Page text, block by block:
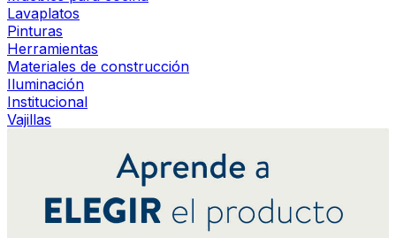
Lavaplatos
Pinturas
Herramientas
Materiales de construcción
Iluminación
Institucional
Vajillas